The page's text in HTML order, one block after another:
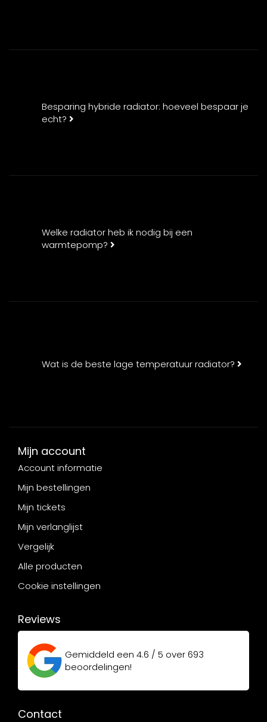
Besparing hybride radiator: hoeveel bespaar je
echt?
Welke radiator heb ik nodig bij een
warmtepomp?
Wat is de beste lage temperatuur radiator?
Mijn account
Account informatie
Mijn bestellingen
Mijn tickets
Mijn verlanglijst
Vergelijk
Alle producten
Cookie instellingen
Reviews
Gemiddeld een 4.6 / 5 over693
beoordelingen!
Contact